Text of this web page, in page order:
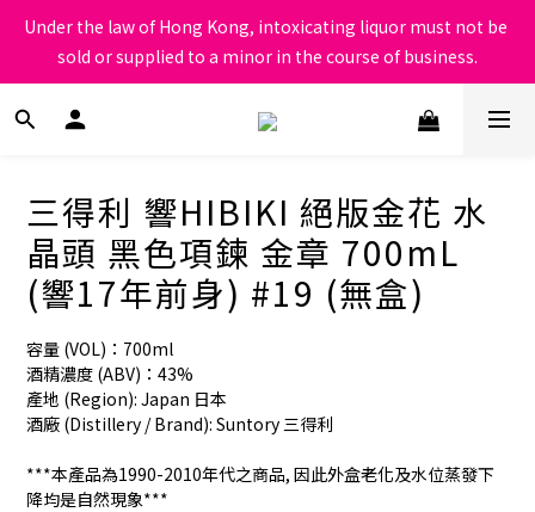
根據香港法律，不得在業務過程中，向未成年人售賣或供應令人醺
醉的酒類
Under the law of Hong Kong, intoxicating liquor must not be
sold or supplied to a minor in the course of business.
根據香港法律，不得在業務過程中，向未成年人售賣或供應令人醺
三得利 響HIBIKI 絕版金花 水
晶頭 黑色項鍊 金章 700mL
(響17年前身) #19 (無盒)
容量 (VOL)：700ml
酒精濃度 (ABV)：43%
產地 (Region): Japan 日本
酒廠 (Distillery / Brand): Suntory 三得利
***本產品為1990-2010年代之商品, 因此外盒老化及水位蒸發下
降均是自然現象***